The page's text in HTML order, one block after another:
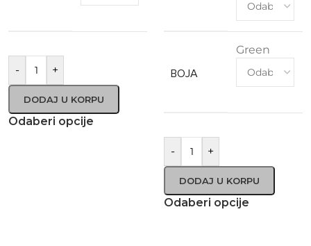
- +
DODAJ U KORPU
Odaberi opcije
BOJA
Green
- +
DODAJ U KORPU
Odaberi opcije